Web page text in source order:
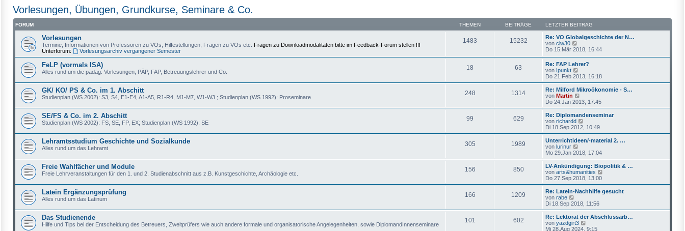
Vorlesungen, Übungen, Grundkurse, Seminare & Co.
FORUM THEMEN BEITRÄGE LETZTER BEITRAG
Vorlesungen
Termine, Informationen von Professoren zu VOs, Hilfestellungen, Fragen zu VOs etc. Fragen zu Downloadmodalitäten bitte im Feedback-Forum stellen !!!
Unterforum:
Vorlesungsarchiv vergangener Semester
1483 15232
Re: VO Globalgeschichte der N…
von clw30
e
s
t
e
B
e
i
t
r
a
g
Do 15.Mär 2018, 16:44
FeLP (vormals ISA)
Alles rund um die pädag. Vorlesungen, PÄP, FAP, Betreuungslehrer und Co.
18 63
Re: FAP Lehrer?
von Ipunkt
e
u
e
s
t
B
e
i
r
g
Do 21.Feb 2013, 16:18
GK/ KO/ PS & Co. im 1. Abschitt
Studienplan (WS 2002): S3, S4, E1-E4, A1-A5, R1-R4, M1-M7, W1-W3 ; Studienplan (WS 1992): Proseminare
248 1314
Re: Milford Mikroökonomie - S…
von Martin
e
u
e
s
t
B
e
i
r
a
g
Do 24.Jan 2013, 17:45
SE/FS & Co. im 2. Abschitt
Studienplan (WS 2002): FS, SE, FP, EX; Studienplan (WS 1992): SE
99 629
Re: Diplomandenseminar
von richardd
e
u
e
t
e
B
e
i
r
g
Di 18.Sep 2012, 10:49
Lehramtsstudium Geschichte und Sozialkunde
Alles rund um das Lehramt
305 1989
Unterrichtideen/-material 2. …
von lurinur
e
u
e
s
t
r
B
e
i
r
a
Mo 29.Jan 2018, 17:04
Freie Wahlfächer und Module
Freie Lehrveranstaltungen für den 1. und 2. Studienabschnitt aus z.B. Kunstgeschichte, Archäologie etc.
156 850
LV-Ankündigung: Biopolitik & …
von arts&humanities
u
e
s
r
B
Do 27.Sep 2018, 13:00
Latein Ergänzungsprüfung
Alles rund um das Latinum
166 1209
Re: Latein-Nachhilfe gesucht
von rabe
e
u
e
s
t
Di 18.Sep 2018, 11:56
Das Studienende
Hilfe und Tips bei der Entscheidung des Betreuers, Zweitprüfers wie auch andere formale und organisatorische Angelegenheiten, sowie DiplomandInnenseminare
101 602
Re: Lektorat der Abschlussarb…
von yazdgirt3
e
Mi 28.Aug 2024, 9:15